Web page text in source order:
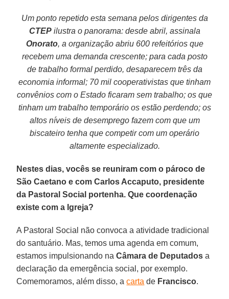
Um ponto repetido esta semana pelos dirigentes da
CTEPilustra o panorama: desde abril, assinala
Onorato, a organização abriu 600 refeitórios que
recebem uma demanda crescente; para cada posto
de trabalho formal perdido, desaparecem três da
economia informal; 70 mil cooperativistas que tinham
convênios com o Estado ficaram sem trabalho; os que
tinham um trabalho temporário os estão perdendo; os
altos níveis de desemprego fazem com que um
biscateiro tenha que competir com um operário
altamente especializado.
Nestes dias, vocês se reuniram com o pároco de
São Caetano e com Carlos Accaputo, presidente
da Pastoral Social portenha. Que coordenação
existe com a Igreja?
A Pastoral Social não convoca a atividade tradicional
do santuário. Mas, temos uma agenda em comum,
estamos impulsionando naCâmara de Deputados a
declaração da emergência social, por exemplo.
Comemoramos, além disso, acarta de Francisco.